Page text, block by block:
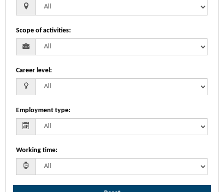
Scope of activities:
Career level:
Employment type:
Working time: